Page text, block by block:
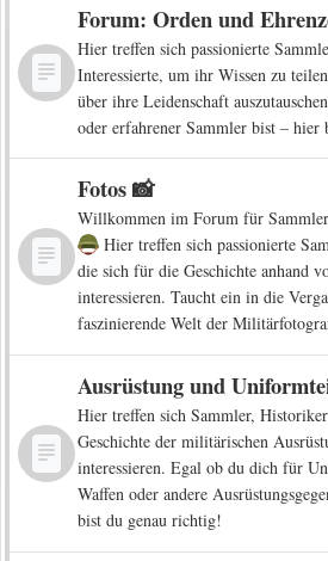
Forum: Orden und
Hier treffen sich passionierte
Interessierte, um ihr Wissen zu
über ihre Leidenschaft
oder erfahrener Sammler bist –
Fotos 📸
Willkommen im Forum für
Hier treffen sich passionierte
die sich für die Geschichte anhand
interessieren. Taucht ein in die
faszinierende Welt der
Ausrüstung und
Hier treffen sich Sammler,
Geschichte der militärischen
interessieren. Egal ob du dich für
Waffen oder andere
bist du genau richtig!